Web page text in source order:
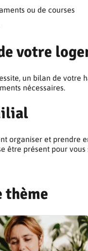
ou de courses
votre
un bilan de
nécessaires.
organiser et prendre
être présent pour
thème